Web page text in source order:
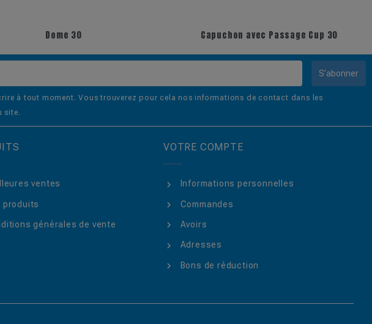
Dome 30 Capuchon avec Passage Cup 30
S’abonner
à tout moment. Vous trouverez pour cela nos informations de contact dans les
site.
ventes
produits
générales de vente
VOTRE COMPTE
Informations personnelles
Commandes
Avoirs
Adresses
Bons de réduction